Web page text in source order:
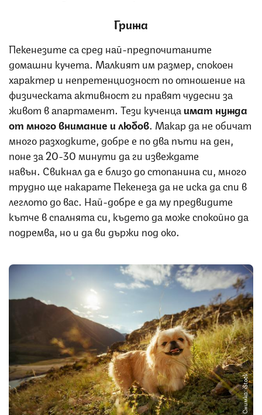
Грижа
Пекенезите са сред най-предпочитаните
домашни кучета. Малкият им размер, спокоен
характер и непретенциозност по отношение на
физическата активност ги правят чудесни за
живот в апартамент. Тези кученца имат нужда
от много внимание и любов. Макар да не обичат
много разходките, добре е по два пъти на ден,
поне за 20-30 минути да ги извеждате
навън. Свикнал да е близо до стопанина си, много
трудно ще накарате Пекенеза да не иска да спи в
леглото до вас. Най-добре е да му предвидите
кътче в спалнята си, където да може спокойно да
подремва, но и да ви държи под око.
Снимка: iStock